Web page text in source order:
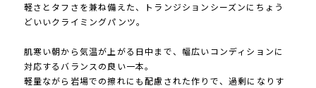
軽さとタフさを兼ね備えた、トランジションシーズンにちょう
どいいクライミングパンツ。
肌寒い朝から気温が上がる日中まで、幅広いコンディションに
対応するバランスの良い一本。
軽量ながら岩場での擦れにも配慮された作りで、過剰になりす